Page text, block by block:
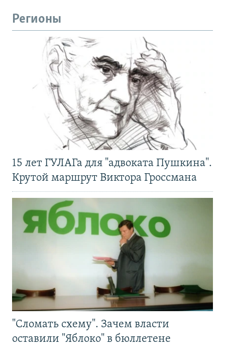
Регионы
15 лет ГУЛАГа для "адвоката Пушкина".
Крутой маршрут Виктора Гроссмана
"Сломать схему". Зачем власти
оставили "Яблоко" в бюллетене